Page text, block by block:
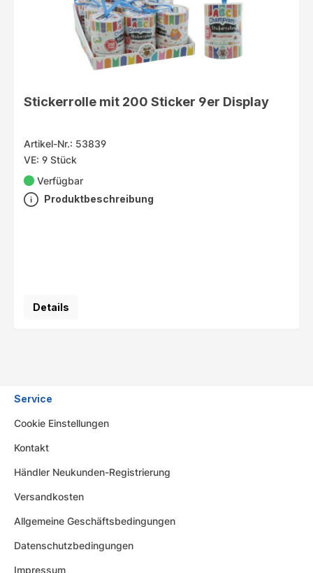
Stickerrolle mit 200 Sticker 9er Display
Artikel-Nr.: 53839
VE: 9 Stück
Verfügbar
Produktbeschreibung
Details
Service
Cookie Einstellungen
Kontakt
Händler Neukunden-Registrierung
Versandkosten
Allgemeine Geschäftsbedingungen
Datenschutzbedingungen
Impressum